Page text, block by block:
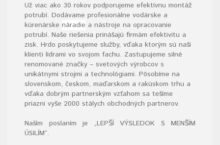
Už viac ako 30 rokov podporujeme efektívnu montáž
potrubí. Dodávame profesionálne vodárske a
kúrenárske náradie a nástroje na opracovanie
potrubí. Naše riešenia prinášajú firmám efektivitu a
zisk. Hrdo poskytujeme služby, vďaka ktorým sú naši
klienti lídrami vo svojom fachu. Zastupujeme silné
renomované značky – svetových výrobcov s
unikátnymi strojmi a technológiami. Pôsobíme na
slovenskom, českom, maďarskom a rakúskom trhu a
vďaka dobrým partnerským vzťahom sa tešíme
priazni vyše 2000 stálych obchodných partnerov.
Naším poslaním je „LEPŠÍ VÝSLEDOK S MENŠÍM
ÚSILÍM“.